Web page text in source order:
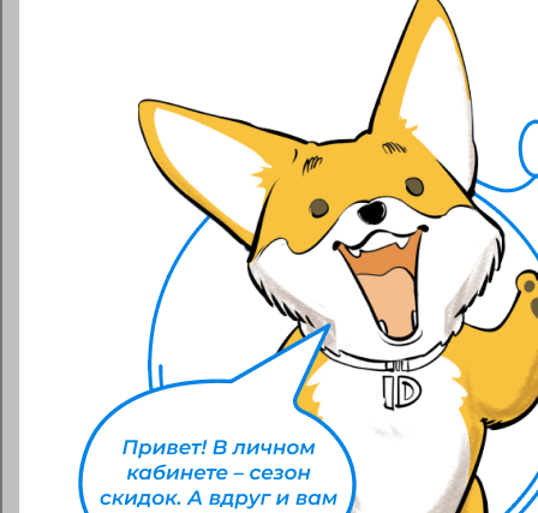
недобросовестного заемщика могут быть
арестованы в целях обеспечения иска
Преимущества сотрудничества
Ваша кредитная история улучшится за счет
погашения задолженности
Персональные предложения скидок
Остановим подачу вашего дела в суд
Отложим принудительное взыскание через